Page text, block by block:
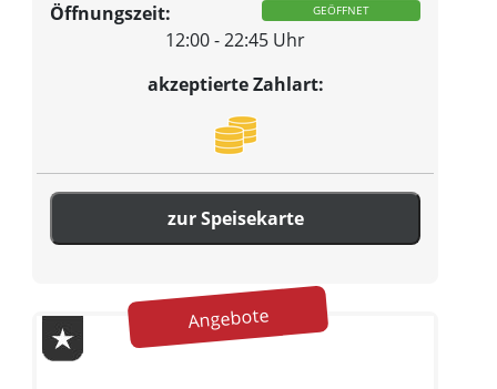
Öffnungszeit: GEÖFFNET
12:00 - 22:45 Uhr
akzeptierte Zahlart:
zur Speisekarte
Angebote